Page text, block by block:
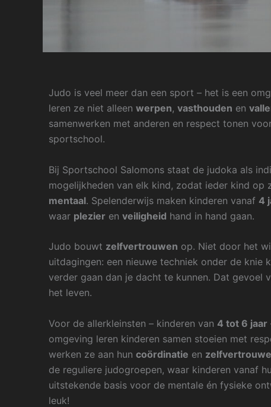
Judo is veel meer dan een sport – het is een
leren ze niet alleen werpen, vasthouden en
samenwerken met anderen en respect tonen
sportschool.
Bij Sportschool Salomons staat de judoka als
mogelijkheden van elk kind, zodat ieder kind op
mentaal. Spelenderwijs maken kinderen vanaf 4
waar plezier en veiligheid hand in hand gaan.
Judo bouwt zelfvertrouwen op. Niet door het
uitdagingen: een nieuwe techniek onder de
verder gaan dan je dacht te kunnen. Dat gevoel
het leven.
Voor de allerkleinsten – kinderen van 4 tot 6 jaar
omgeving leren kinderen samen stoeien met
werken ze aan hun coördinatie en
de reguliere judogroepen, waar kinderen vanaf
uitstekende basis voor de mentale én fysieke
leuk!